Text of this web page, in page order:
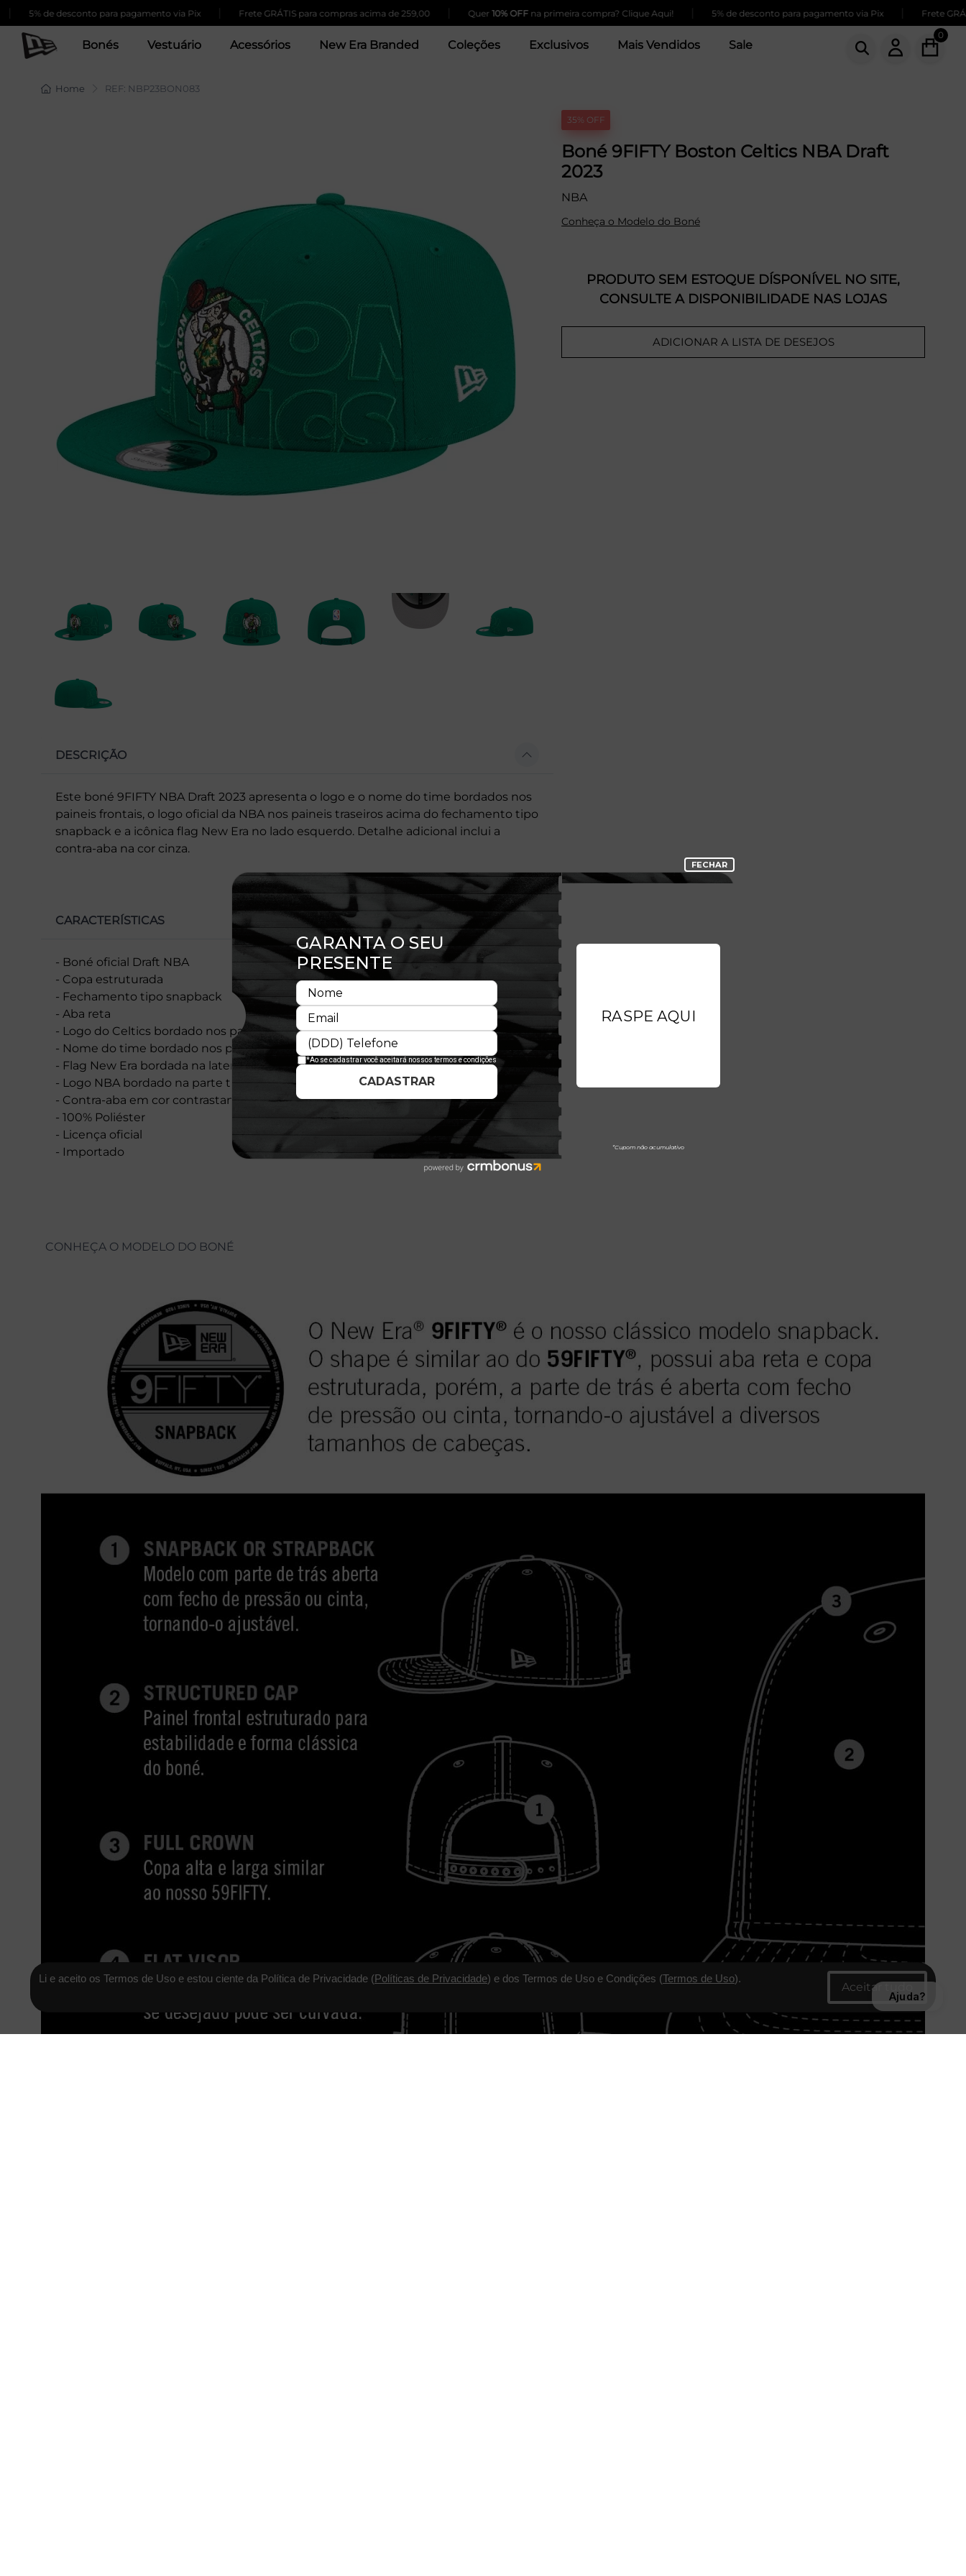
de desconto para pagamento via Pix | Frete GRÁTIS para compras acima de 259,00 | 10% OFFna primeira compra? Clique Aqui! | 5% de desconto para pagamento via Pix | Frete GRÁTIS
Bonés Vestuário Acessórios New Era Branded Coleções Exclusivos Mais Vendidos Sale
0
Home REF: NBP23BON083
DESCRIÇÃO
Este boné 9FIFTY NBA Draft 2023 apresenta o logo e o nome do time bordados nos
paineis frontais, o logo oficial da NBA nos paineis traseiros acima do fechamento tipo
snapback e a icônica flag New Era no lado esquerdo. Detalhe adicional inclui a
contra-aba na cor cinza.
CARACTERÍSTICAS
- Boné oficial Draft NBA
- Copa estruturada
- Fechamento tipo snapback
- Aba reta
- Logo do Celtics bordado nos paineis frontais
- Nome do time bordado nos paineis frontais
- Flag New Era bordada na lateral esquerda
- Logo NBA bordado na parte traseira
- Contra-aba em cor contrastante
- 100% Poliéster
- Licença oficial
- Importado
35% OFF
Boné 9FIFTY Boston Celtics NBA Draft
2023
NBA
Conheça o Modelo do Boné
PRODUTO SEM ESTOQUE DÍSPONÍVEL NO SITE,
CONSULTE A DISPONIBILIDADE NAS LOJAS
ADICIONAR A LISTA DE DESEJOS
CONHEÇA O MODELO DO BONÉ
Li e aceito os Termos de Uso e estou ciente da Política de Privacidade (Políticas de Privacidade) e dos Termos de Uso e Condições (Termos de Uso).
Ajuda?